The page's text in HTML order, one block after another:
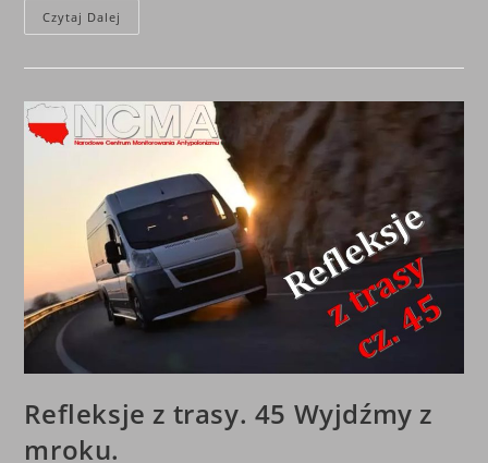
Czytaj Dalej
Refleksje
Trasy.
Sztandarem
Biało-
Czerwonym.
Refleksje z trasy. 45 Wyjdźmy z
mroku.